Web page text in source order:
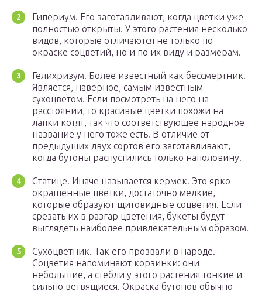
Гипериум. Его заготавливают, когда цветки уже
полностью открыты. У этого растения несколько
видов, которые отличаются не только по
окраске соцветий, но и по их виду и размерам.
Гелихризум. Более известный как бессмертник.
Является, наверное, самым известным
сухоцветом. Если посмотреть на него на
расстоянии, то красивые цветки похожи на
лапки котят, так что соответствующее народное
название у него тоже есть. В отличие от
предыдущих двух сортов его заготавливают,
когда бутоны распустились только наполовину.
Статице. Иначе называется кермек. Это ярко
окрашенные цветки, достаточно мелкие,
которые образуют щитовидные соцветия. Если
срезать их в разгар цветения, букеты будут
выглядеть наиболее привлекательным образом.
Сухоцветник. Так его прозвали в народе.
Соцветия напоминают корзинки: они
небольшие, а стебли у этого растения тонкие и
сильно ветвящиеся. Окраска бутонов обычно